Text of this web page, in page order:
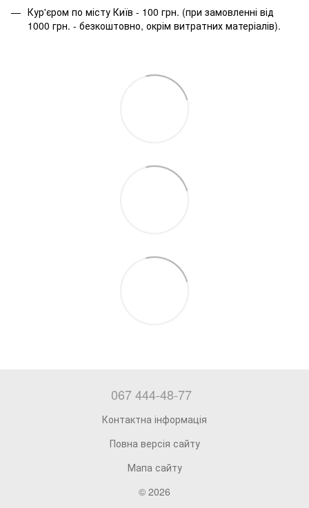
Кур'єром по місту Київ - 100 грн. (при замовленні від
1000 грн. - безкоштовно, окрім витратних матеріалів).
067 444-48-77
Контактна інформація
Повна версія сайту
Мапа сайту
© 2026